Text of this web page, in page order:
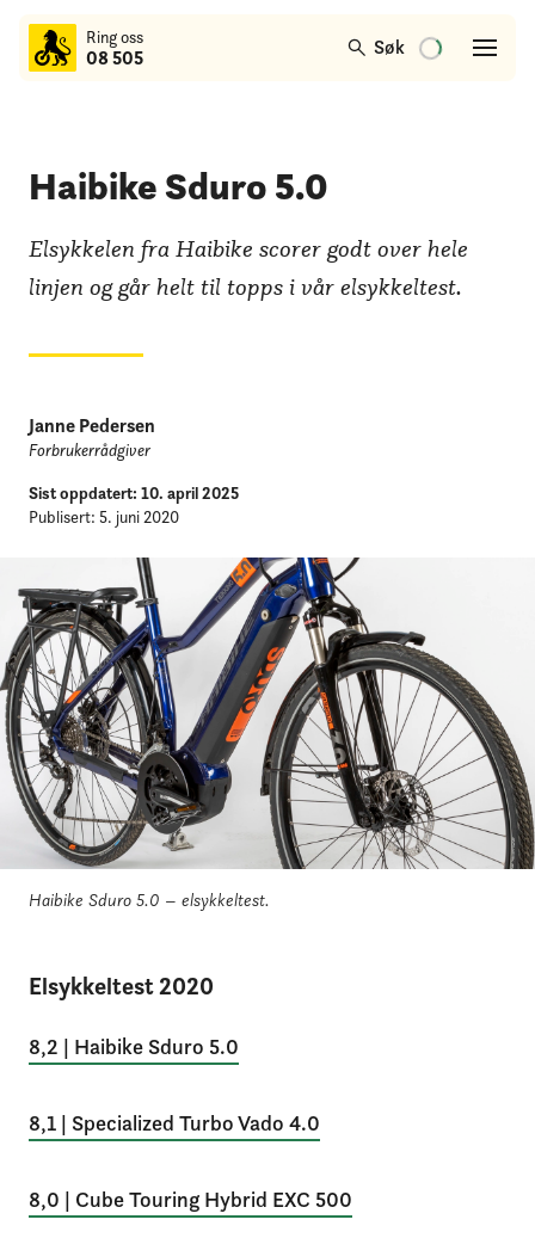
Ring oss
08 505 Søk
hovedinnhold
Haibike Sduro 5.0
Elsykkelen fra Haibike scorer godt over hele
linjen og går helt til topps i vår elsykkeltest.
Janne Pedersen
Forbrukerrådgiver
Sist oppdatert: 10. april 2025
Publisert: 5. juni 2020
Haibike Sduro 5.0 – elsykkeltest.
Elsykkeltest 2020
8,2 | Haibike Sduro 5.0
8,1 | Specialized Turbo Vado 4.0
8,0 | Cube Touring Hybrid EXC 500